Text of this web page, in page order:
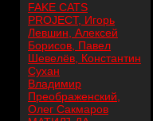
FAKE CATS
PROJECT, Игорь
Левшин, Алексей
Борисов, Павел
Шевелёв, Константин
Сухан
Владимир
Преображенский,
Олег Сакмаров